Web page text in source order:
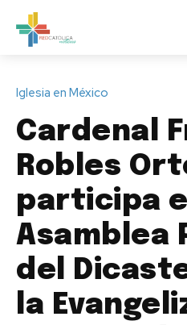
Iglesia en México
Cardenal
Robles
participa
Asamblea
del
la